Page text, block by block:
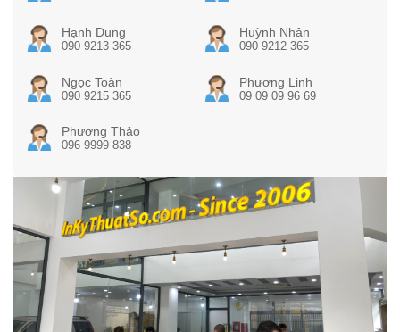
Hạnh Dung
090 9213 365
Huỳnh Nhân
090 9212 365
Ngọc Toàn
090 9215 365
Phương Linh
09 09 09 96 69
Phương Thảo
096 9999 838